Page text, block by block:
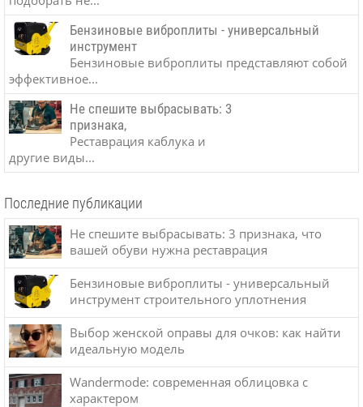
Бензиновые виброплиты - универсальный
инструмент
Бензиновые виброплиты представляют собой
эффективное...
Не спешите выбрасывать: 3
признака,
Реставрация каблука и
другие виды...
Последние публикации
Не спешите выбрасывать: 3 признака, что
вашей обуви нужна реставрация
Бензиновые виброплиты - универсальный
инструмент строительного уплотнения
Выбор женской оправы для очков: как найти
идеальную модель
Wandermode: современная облицовка с
характером